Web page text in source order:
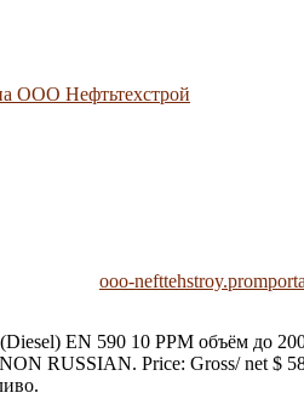
ООО Нефтьтехстрой
ooo-
EN 590 10 PPM объём до
RUSSIAN. Price: Gross/ net $